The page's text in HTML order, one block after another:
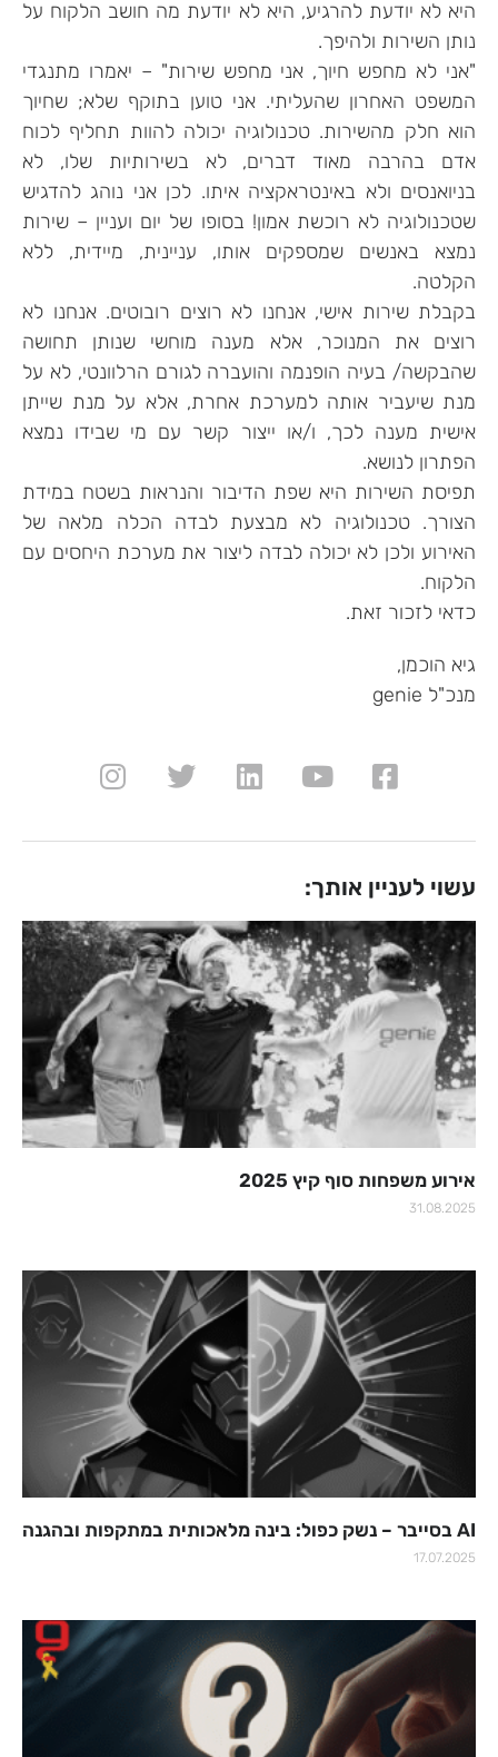
היא לא יודעת להרגיע, היא לא יודעת מה חושב הלקוח על
נותן השירות ולהיפך.
"אני לא מחפש חיוך, אני מחפש שירות" – יאמרו מתנגדי
המשפט האחרון שהעליתי. אני טוען בתוקף שלא; שחיוך
הוא חלק מהשירות. טכנולוגיה יכולה להוות תחליף לכוח
אדם בהרבה מאוד דברים, לא בשירותיות שלו, לא
בניואנסים ולא באינטראקציה איתו. לכן אני נוהג להדגיש
שטכנולוגיה לא רוכשת אמון! בסופו של יום ועניין – שירות
נמצא באנשים שמספקים אותו, עניינית, מיידית, ללא
הקלטה.
בקבלת שירות אישי, אנחנו לא רוצים רובוטים. אנחנו לא
רוצים את המנוכר, אלא מענה מוחשי שנותן תחושה
שהבקשה/ בעיה הופנמה והועברה לגורם הרלוונטי, לא על
מנת שיעביר אותה למערכת אחרת, אלא על מנת שייתן
אישית מענה לכך, ו/או ייצור קשר עם מי שבידו נמצא
הפתרון לנושא.
תפיסת השירות היא שפת הדיבור והנראות בשטח במידת
הצורך. טכנולוגיה לא מבצעת לבדה הכלה מלאה של
האירוע ולכן לא יכולה לבדה ליצור את מערכת היחסים עם
הלקוח.
כדאי לזכור זאת.
גיא הוכמן,
מנכ"ל genie
עשוי לעניין אותך:
אירוע משפחות סוף קיץ 2025
31.08.2025
AI בסייבר – נשק כפול: בינה מלאכותית במתקפות ובהגנה
17.07.2025